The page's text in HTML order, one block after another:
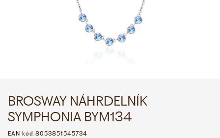
WHATSAPP VIBER
VOLEJTE 9:00–18:00+420 775 138 346
BROSWAY NÁHRDELNÍK
SYMPHONIA BYM134
EAN kód:8053851545734